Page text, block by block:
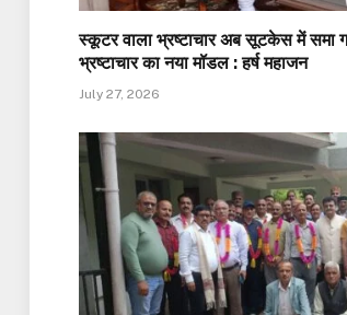
स्कूटर वाला भ्रष्टाचार अब सूटकेस में समा
भ्रष्टाचार का नया मॉडल : हर्ष महाजन
July 27, 2026